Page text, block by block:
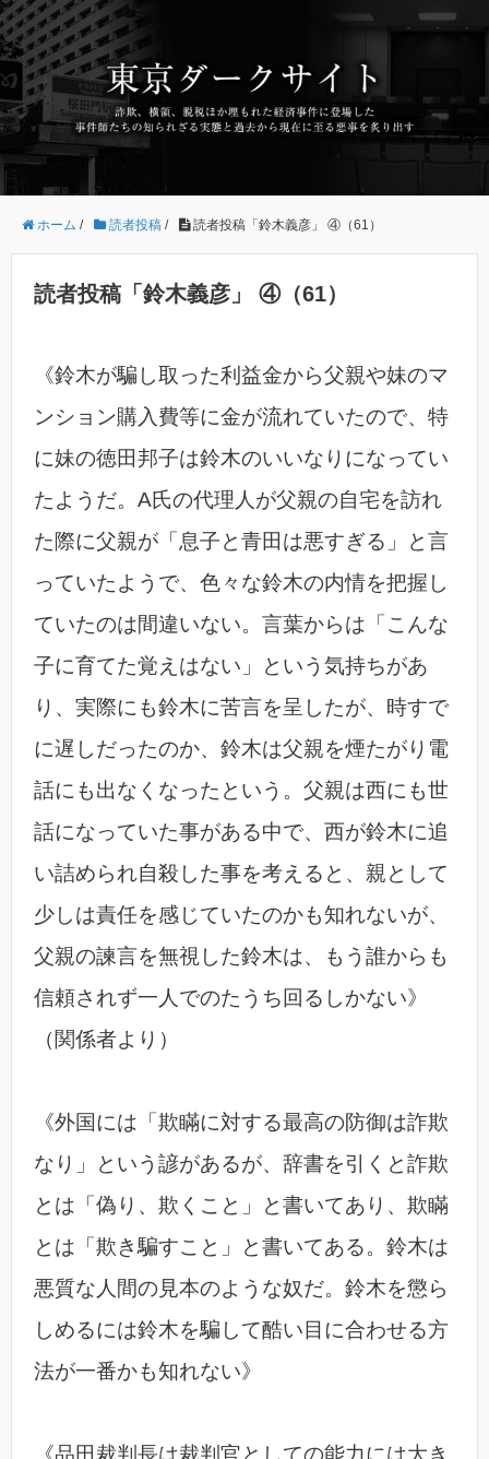
ホーム / 読者投稿 / 読者投稿「鈴木義彦」 ④（61）
読者投稿「鈴木義彦」 ④（61）
《鈴木が騙し取った利益金から父親や妹のマ
ンション購入費等に金が流れていたので、特
に妹の徳田邦子は鈴木のいいなりになってい
たようだ。A氏の代理人が父親の自宅を訪れ
た際に父親が「息子と青田は悪すぎる」と言
っていたようで、色々な鈴木の内情を把握し
ていたのは間違いない。言葉からは「こんな
子に育てた覚えはない」という気持ちがあ
り、実際にも鈴木に苦言を呈したが、時すで
に遅しだったのか、鈴木は父親を煙たがり電
話にも出なくなったという。父親は西にも世
話になっていた事がある中で、西が鈴木に追
い詰められ自殺した事を考えると、親として
少しは責任を感じていたのかも知れないが、
父親の諫言を無視した鈴木は、もう誰からも
信頼されず一人でのたうち回るしかない》
（関係者より）
《外国には「欺瞞に対する最高の防御は詐欺
なり」という諺があるが、辞書を引くと詐欺
とは「偽り、欺くこと」と書いてあり、欺瞞
とは「欺き騙すこと」と書いてある。鈴木は
悪質な人間の見本のような奴だ。鈴木を懲ら
しめるには鈴木を騙して酷い目に合わせる方
法が一番かも知れない》
《品田裁判長は裁判官としての能力には大き